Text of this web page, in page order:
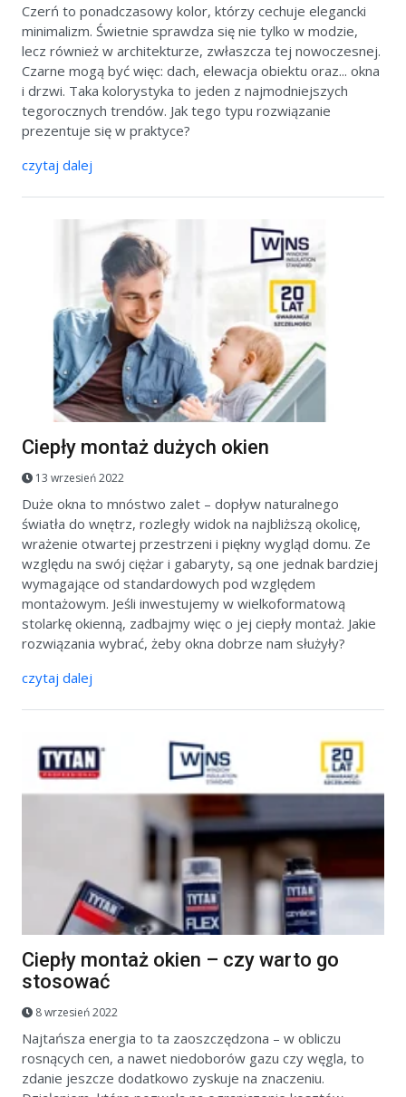
Czerń to ponadczasowy kolor, którzy cechuje elegancki
minimalizm. Świetnie sprawdza się nie tylko w modzie,
lecz również w architekturze, zwłaszcza tej nowoczesnej.
Czarne mogą być więc: dach, elewacja obiektu oraz... okna
i drzwi. Taka kolorystyka to jeden z najmodniejszych
tegorocznych trendów. Jak tego typu rozwiązanie
prezentuje się w praktyce?
czytaj dalej
Ciepły montaż dużych okien
13 wrzesień 2022
Duże okna to mnóstwo zalet – dopływ naturalnego
światła do wnętrz, rozległy widok na najbliższą okolicę,
wrażenie otwartej przestrzeni i piękny wygląd domu. Ze
względu na swój ciężar i gabaryty, są one jednak bardziej
wymagające od standardowych pod względem
montażowym. Jeśli inwestujemy w wielkoformatową
stolarkę okienną, zadbajmy więc o jej ciepły montaż. Jakie
rozwiązania wybrać, żeby okna dobrze nam służyły?
czytaj dalej
Ciepły montaż okien – czy warto go
stosować
8 wrzesień 2022
Najtańsza energia to ta zaoszczędzona – w obliczu
rosnących cen, a nawet niedoborów gazu czy węgla, to
zdanie jeszcze dodatkowo zyskuje na znaczeniu.